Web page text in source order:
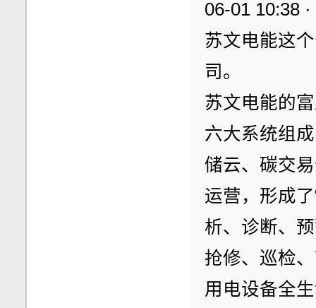
06-01 10:38
苏文电能这
司。
苏文电能的
六大系统组
储云、碳交
运营，形成
析、诊断、
抢修、巡检
用电设备全